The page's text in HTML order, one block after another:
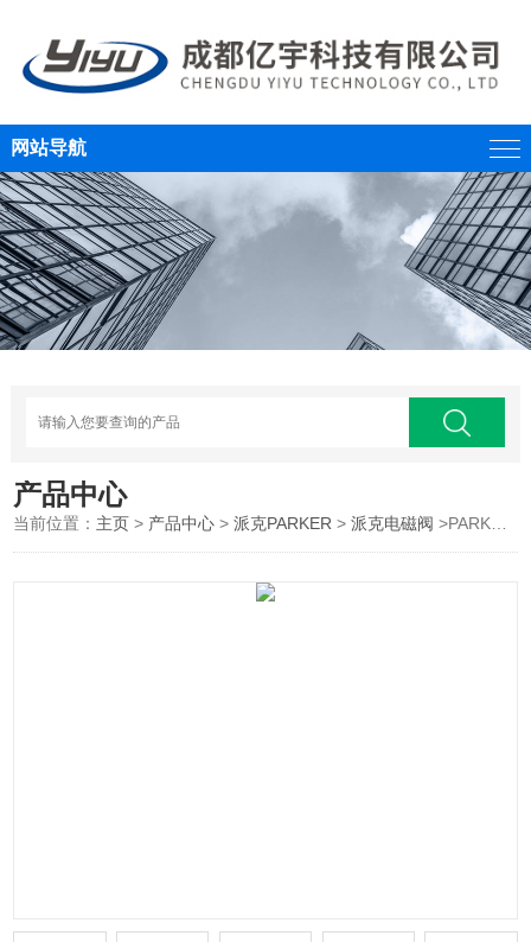
网站导航
产品中心
当前位置： 主页 > 产品中心 >派克PARKER >派克电磁阀 >PARKER/美国派克/电磁换向阀